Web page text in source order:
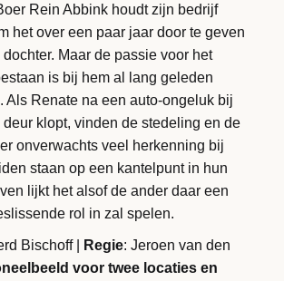
Rein Abbink houdt zijn bedrijf
het over een paar jaar door te geven
Maar de passie voor het
is bij hem al lang geleden
Als Renate na een auto-ongeluk bij
deur klopt, vinden de stedeling en de
onverwachts veel herkenning bij
staan op een kantelpunt in hun
lijkt het alsof de ander daar een
rol in zal spelen.
Bischoff | Regie: Jeroen van den
voor twee locaties en